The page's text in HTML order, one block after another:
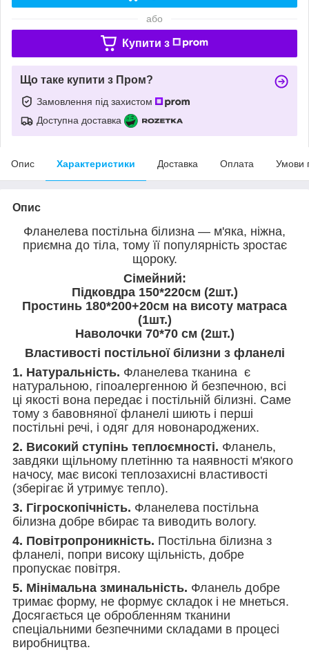
або
Купити з
Що таке купити з Пром?
Замовлення під захистом
Доступна доставка
Опис Характеристики Доставка Оплата Умови
Опис
Фланелева постільна білизна — м'яка, ніжна,
приємна до тіла, тому її популярність зростає
щороку.
Сімейний:
Підковдра 150*220см (2шт.)
Простинь 180*200+20см на висоту матраса
(1шт.)
Наволочки 70*70 см (2шт.)
Властивості постільної білизни з фланелі
1. Натуральність. Фланелева тканина є
натуральною, гіпоалергенною й безпечною, всі
ці якості вона передає і постільній білизні. Саме
тому з бавовняної фланелі шиють і перші
постільні речі, і одяг для новонароджених.
2. Високий ступінь теплоємності. Фланель,
завдяки щільному плетінню та наявності м'якого
начосу, має високі теплозахисні властивості
(зберігає й утримує тепло).
3. Гігроскопічність. Фланелева постільна
білизна добре вбирає та виводить вологу.
4. Повітропроникність. Постільна білизна з
фланелі, попри високу щільність, добре
пропускає повітря.
5. Мінімальна зминальність. Фланель добре
тримає форму, не формує складок і не мнеться.
Досягається це обробленням тканини
спеціальними безпечними складами в процесі
виробництва.